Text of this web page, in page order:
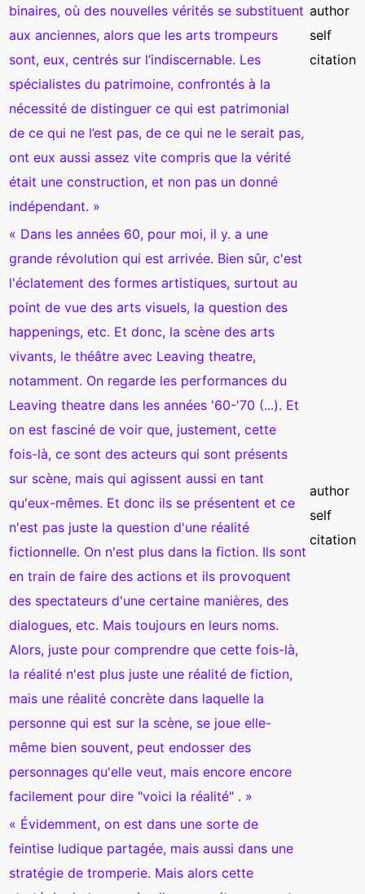
binaires, où des nouvelles vérités se substituent
aux anciennes, alors que les arts trompeurs
sont, eux, centrés sur l’indiscernable. Les
spécialistes du patrimoine, confrontés à la
nécessité de distinguer ce qui est patrimonial
de ce qui ne l’est pas, de ce qui ne le serait pas,
ont eux aussi assez vite compris que la vérité
était une construction, et non pas un donné
indépendant. »
author
self
citation
« Dans les années 60, pour moi, il y. a une
grande révolution qui est arrivée. Bien sûr, c'est
l'éclatement des formes artistiques, surtout au
point de vue des arts visuels, la question des
happenings, etc. Et donc, la scène des arts
vivants, le théâtre avec Leaving theatre,
notamment. On regarde les performances du
Leaving theatre dans les années '60-'70 (...). Et
on est fasciné de voir que, justement, cette
fois-là, ce sont des acteurs qui sont présents
sur scène, mais qui agissent aussi en tant
qu'eux-mêmes. Et donc ils se présentent et ce
n'est pas juste la question d'une réalité
fictionnelle. On n'est plus dans la fiction. Ils sont
en train de faire des actions et ils provoquent
des spectateurs d'une certaine manières, des
dialogues, etc. Mais toujours en leurs noms.
Alors, juste pour comprendre que cette fois-là,
la réalité n'est plus juste une réalité de fiction,
mais une réalité concrète dans laquelle la
personne qui est sur la scène, se joue elle-
même bien souvent, peut endosser des
personnages qu'elle veut, mais encore encore
facilement pour dire "voici la réalité" . »
author
self
citation
« Évidemment, on est dans une sorte de
feintise ludique partagée, mais aussi dans une
stratégie de tromperie. Mais alors cette